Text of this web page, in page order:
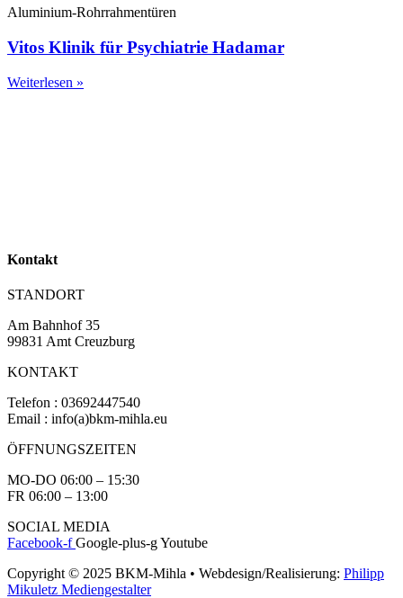
Aluminium-Rohrrahmentüren
Vitos Klinik für Psychiatrie Hadamar
Weiterlesen »
Kontakt
STANDORT
Am Bahnhof 35
99831 Amt Creuzburg
KONTAKT
Telefon : 03692447540
Email : info(a)bkm-mihla.eu
ÖFFNUNGSZEITEN
MO-DO 06:00 – 15:30
FR 06:00 – 13:00
SOCIAL MEDIA
Facebook-f Google-plus-gYoutube
Copyright © 2025 BKM-Mihla • Webdesign/Realisierung: Philipp
Mikuletz Mediengestalter